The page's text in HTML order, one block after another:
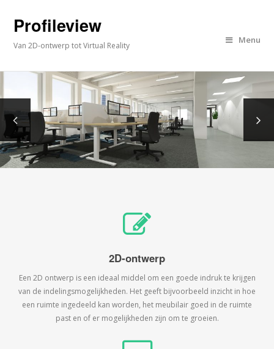
Profileview
Van 2D-ontwerp tot Virtual Reality
Menu
2D-ontwerp
Een 2D ontwerp is een ideaal middel om een goede indruk te krijgen
van de indelingsmogelijkheden. Het geeft bijvoorbeeld inzicht in hoe
een ruimte ingedeeld kan worden, het meubilair goed in de ruimte
past en of er mogelijkheden zijn om te groeien.